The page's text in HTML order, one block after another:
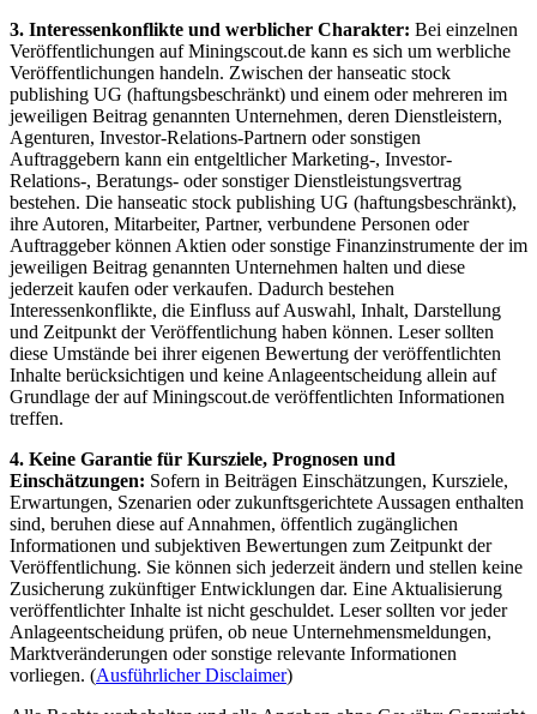
3. Interessenkonflikte und werblicher Charakter: Bei einzelnen
Veröffentlichungen auf Miningscout.de kann es sich um werbliche
Veröffentlichungen handeln. Zwischen der hanseatic stock
publishing UG (haftungsbeschränkt) und einem oder mehreren im
jeweiligen Beitrag genannten Unternehmen, deren Dienstleistern,
Agenturen, Investor-Relations-Partnern oder sonstigen
Auftraggebern kann ein entgeltlicher Marketing-, Investor-
Relations-, Beratungs- oder sonstiger Dienstleistungsvertrag
bestehen. Die hanseatic stock publishing UG (haftungsbeschränkt),
ihre Autoren, Mitarbeiter, Partner, verbundene Personen oder
Auftraggeber können Aktien oder sonstige Finanzinstrumente der im
jeweiligen Beitrag genannten Unternehmen halten und diese
jederzeit kaufen oder verkaufen. Dadurch bestehen
Interessenkonflikte, die Einfluss auf Auswahl, Inhalt, Darstellung
und Zeitpunkt der Veröffentlichung haben können. Leser sollten
diese Umstände bei ihrer eigenen Bewertung der veröffentlichten
Inhalte berücksichtigen und keine Anlageentscheidung allein auf
Grundlage der auf Miningscout.de veröffentlichten Informationen
treffen.
4. Keine Garantie für Kursziele, Prognosen und
Einschätzungen: Sofern in Beiträgen Einschätzungen, Kursziele,
Erwartungen, Szenarien oder zukunftsgerichtete Aussagen enthalten
sind, beruhen diese auf Annahmen, öffentlich zugänglichen
Informationen und subjektiven Bewertungen zum Zeitpunkt der
Veröffentlichung. Sie können sich jederzeit ändern und stellen keine
Zusicherung zukünftiger Entwicklungen dar. Eine Aktualisierung
veröffentlichter Inhalte ist nicht geschuldet. Leser sollten vor jeder
Anlageentscheidung prüfen, ob neue Unternehmensmeldungen,
Marktveränderungen oder sonstige relevante Informationen
vorliegen. (Ausführlicher Disclaimer)